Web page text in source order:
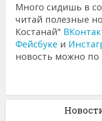
Много сидишь в
читай полезные
Костанай"
Фейсбуке и
новость можно